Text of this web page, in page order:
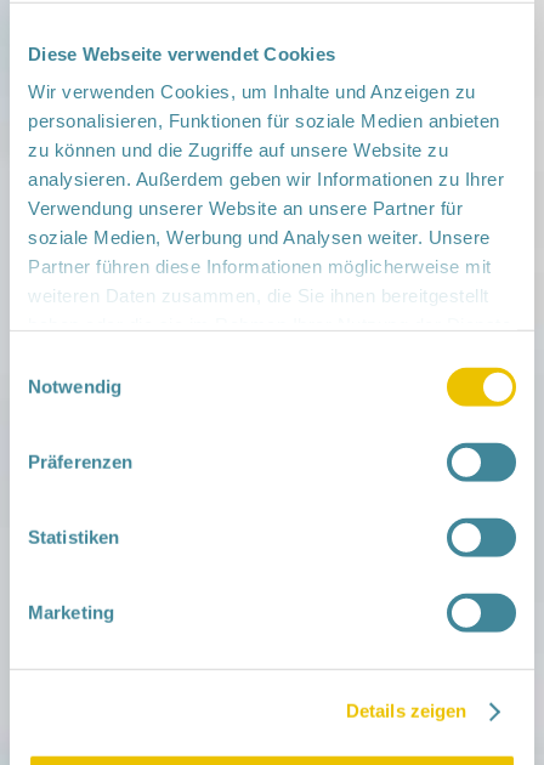
Diese Webseite verwendet Cookies
Wir verwenden Cookies, um Inhalte und Anzeigen zu
personalisieren, Funktionen für soziale Medien anbieten
zu können und die Zugriffe auf unsere Website zu
analysieren. Außerdem geben wir Informationen zu Ihrer
Verwendung unserer Website an unsere Partner für
soziale Medien, Werbung und Analysen weiter. Unsere
Partner führen diese Informationen möglicherweise mit
weiteren Daten zusammen, die Sie ihnen bereitgestellt
Notwendig
Präferenzen
Statistiken
Marketing
Details zeigen
Massage zu nennen.
Der wichtigste Vorteil ist dabei die Interaktion
zwischen Eltern und Baby: sie fördert die Bindung
und das Zugehörigkeitsgefühl und die
Entwicklung einer liebevollen und respektvollen
Beziehung.
Für Gesunde Kinder - und Starke Familien!
80€ für Gastfamilien
Juli_comp.pdf
SANA (Lauchhammer), Friedensstr. 18, 01979